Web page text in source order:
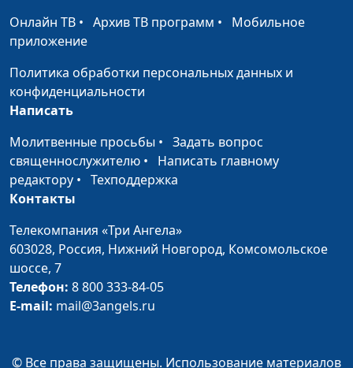
человека (вторая
часть)
Комарницкий,
Прощение близкого
человека (первая
часть)
Юлия Синицына, Сергей
Основа любви
Юлия Синицына, Сергей
Комарницкий,
психофизиолог
измену?
Комарницкий,
психофизиолог
Верность в браке
Юлия Синицына, Сергей
Как сохранить брак?
Юлия Синицына, Сергей
Онлайн ТВ • Архив ТВ программ • Мобильное
приложение
Политика обработки персональных данных и
конфиденциальности
Написать
Молитвенные просьбы • Задать вопрос
священнослужителю • Написать главному
редактору • Техподдержка
Контакты
Телекомпания «Три Ангела»
603028, Россия, Нижний Новгород, Комсомольское
шоссе, 7
Телефон: 8 800 333-84-05
E-mail: mail@3angels.ru
© Все права защищены. Использование материалов